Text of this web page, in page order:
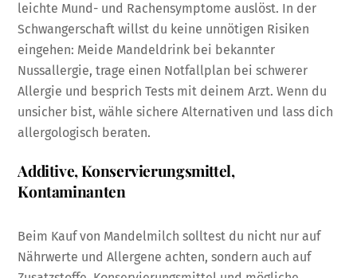
leichte Mund- und Rachensymptome auslöst. In der
Schwangerschaft willst du keine unnötigen Risiken
eingehen: Meide Mandeldrink bei bekannter
Nussallergie, trage einen Notfallplan bei schwerer
Allergie und besprich Tests mit deinem Arzt. Wenn du
unsicher bist, wähle sichere Alternativen und lass dich
allergologisch beraten.
Additive, Konservierungsmittel,
Kontaminanten
Beim Kauf von Mandelmilch solltest du nicht nur auf
Nährwerte und Allergene achten, sondern auch auf